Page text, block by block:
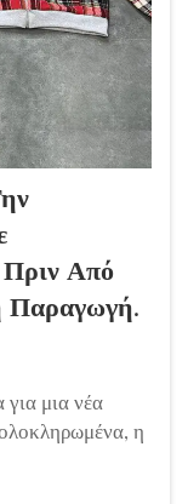
Πριν Από
Παραγωγή.
για μια νέα
η
προχωρήσετε
παραγωγή